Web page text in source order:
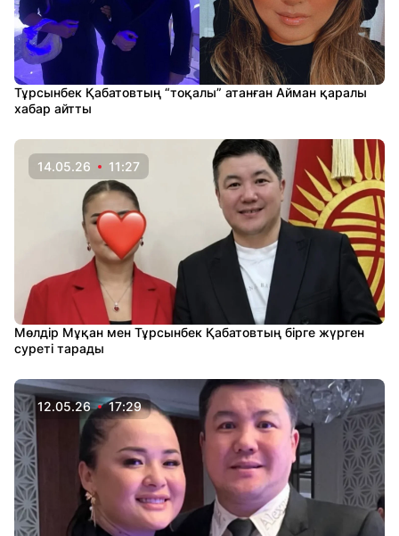
Тұрсынбек Қабатовтың “тоқалы” атанған Айман қаралы
хабар айтты
14.05.26 11:27
Мөлдір Мұқан мен Тұрсынбек Қабатовтың бірге жүрген
суреті тарады
12.05.26 17:29